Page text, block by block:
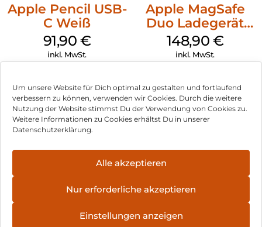
Um unsere Website für Dich optimal zu gestalten und fortlaufend
verbessern zu können, verwenden wir Cookies. Durch die weitere
Nutzung der Website stimmst Du der Verwendung von Cookies zu.
Weitere Informationen zu Cookies erhältst Du in unserer
Datenschutzerklärung.
Alle akzeptieren
Nur erforderliche akzeptieren
Einstellungen anzeigen
Apple Pencil USB-
C Weiß
91,90 €
inkl. MwSt.
Apple MagSafe
Duo Ladegerät
Weiß
148,90 €
inkl. MwSt.
Impressum
Hinweis zur Batterieentsorgung